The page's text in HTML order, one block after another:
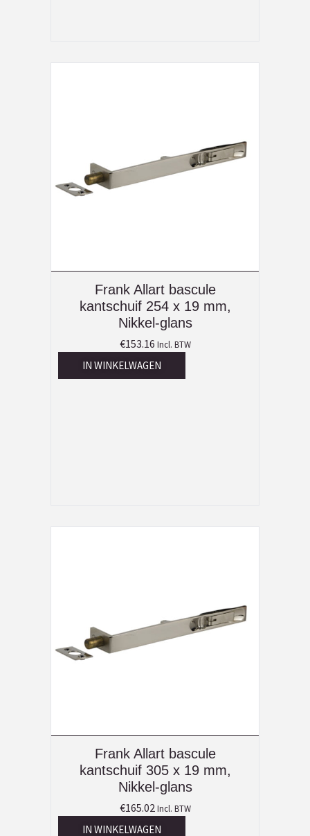
Frank Allart bascule
kantschuif 254 x 19 mm,
Nikkel-glans
€153.16 Incl. BTW
IN WINKELWAGEN
Frank Allart bascule
kantschuif 305 x 19 mm,
Nikkel-glans
€165.02 Incl. BTW
IN WINKELWAGEN